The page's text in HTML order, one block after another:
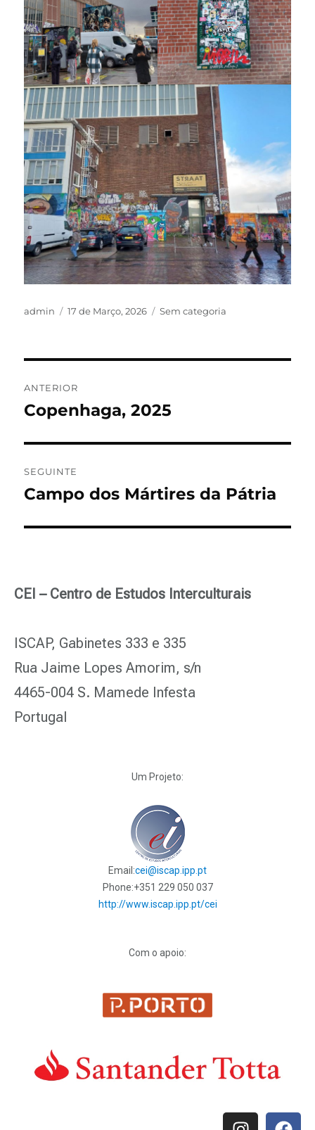
admin 17 de Março, 2026 Sem categoria
ANTERIOR
Copenhaga, 2025
SEGUINTE
Campo dos Mártires da Pátria
CEI – Centro de Estudos Interculturais
ISCAP, Gabinetes 333 e 335
Rua Jaime Lopes Amorim, s/n
4465-004 S. Mamede Infesta
Portugal
Um Projeto:
Email:cei@iscap.ipp.pt
Phone:+351 229 050 037
http://www.iscap.ipp.pt/cei
Com o apoio: